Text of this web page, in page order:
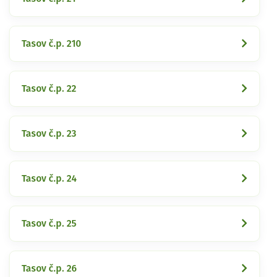
Tasov č.p. 210
Tasov č.p. 22
Tasov č.p. 23
Tasov č.p. 24
Tasov č.p. 25
Tasov č.p. 26